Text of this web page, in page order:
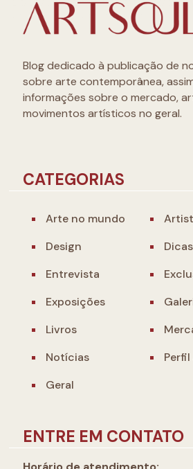
Blog dedicado à publicação de
sobre arte contemporânea,
informações sobre o mercado,
movimentos artísticos no geral.
CATEGORIAS
Arte no mundo
Design
Dicas
Entrevista
Exposições
Livros
Notícias
Geral
ENTRE EM CONTATO